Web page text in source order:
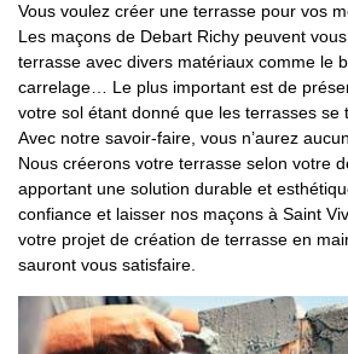
Vous voulez créer une terrasse pour vos
Les maçons de Debart Richy peuvent
terrasse avec divers matériaux comme le
carrelage… Le plus important est de
votre sol étant donné que les terrasses se
Avec notre savoir-faire, vous n’aurez
Nous créerons votre terrasse selon votre
apportant une solution durable et
confiance et laisser nos maçons à Saint
votre projet de création de terrasse en
sauront vous satisfaire.